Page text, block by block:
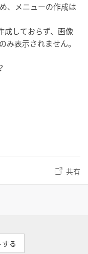
、メニューの作成は
成しておらず、画像
み表示されません。
共有
る